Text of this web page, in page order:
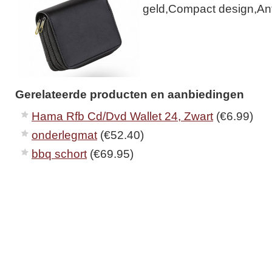
geld,Compact
Gerelateerde producten en aanbiedingen
Hama Rfb Cd/Dvd Wallet 24, Zwart (€6.99)
onderlegmat (€52.40)
bbq schort (€69.95)